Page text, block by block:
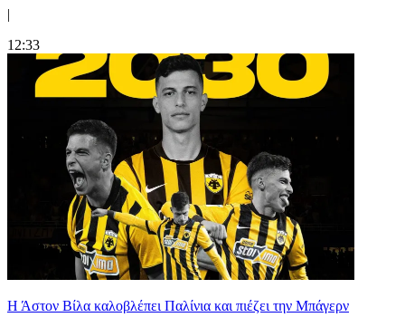
|
12:33
Η Άστον Βίλα καλοβλέπει Παλίνια και πιέζει την Μπάγερν